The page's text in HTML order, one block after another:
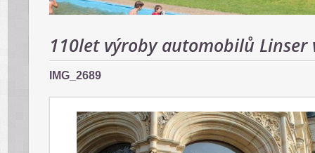
110let výroby automobilů Linser
IMG_2689